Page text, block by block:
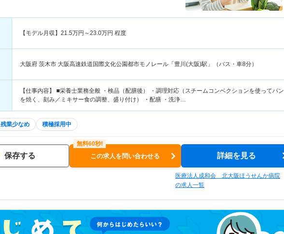
【モデル月収】 21.5万円～23.0万円 程度
大阪府 茨木市 大阪高速鉄道国際文化公園都市モノレール「豊川(大阪)駅」（バス・車8分）
【仕事内容】 ■栄養士業務全般 ・検品（配膳後） ・調理対応（スチームコンベクションを使ってパン
を焼く、刻み／ミキサー食の調整、盛り付け） ・配膳 ・洗浄…
残業少なめ 積極採用中
保存する この求人を問い合わせる 詳細を見る
医療法人成和会 北大阪ほうせんか病院
の求人一覧